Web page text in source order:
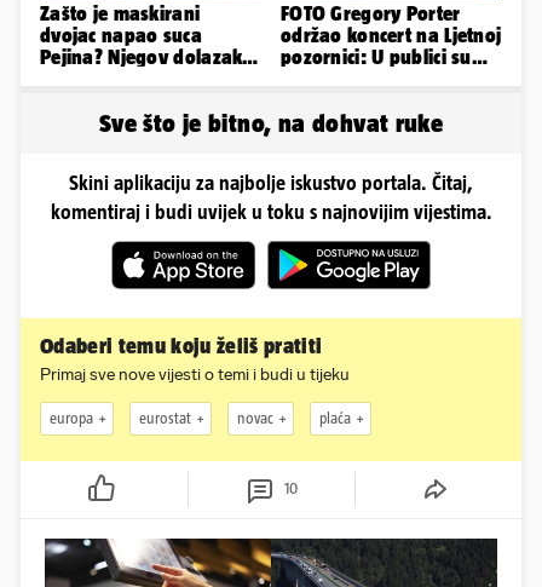
Zašto je maskirani
dvojac napao suca
Pejina? Njegov dolazak u
FOTO Gregory Porter
održao koncert na Ljetnoj
pozornici: U publici su
Sve što je bitno, na dohvat ruke
Skini aplikaciju za najbolje iskustvo portala. Čitaj,
komentiraj i budi uvijek u toku s najnovijim vijestima.
Odaberi temu koju želiš pratiti
Primaj sve nove vijesti o temi i budi u tijeku
europa eurostat novac plaća
10